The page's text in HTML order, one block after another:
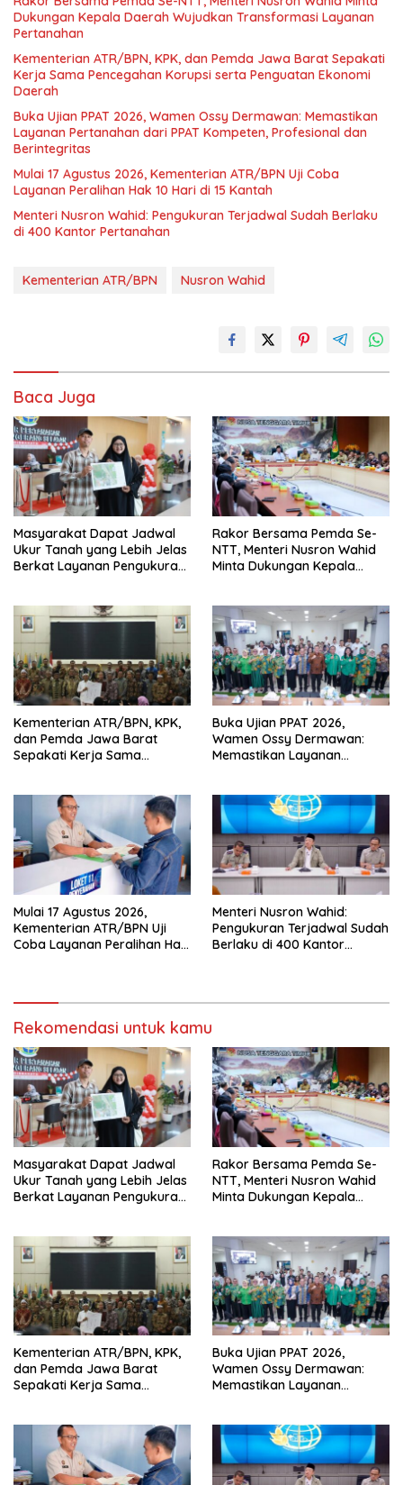
Dukungan Kepala Daerah Wujudkan Transformasi Layanan
Pertanahan
Kementerian ATR/BPN, KPK, dan Pemda Jawa Barat Sepakati
Kerja Sama Pencegahan Korupsi serta Penguatan Ekonomi
Daerah
Buka Ujian PPAT 2026, Wamen Ossy Dermawan: Memastikan
Layanan Pertanahan dari PPAT Kompeten, Profesional dan
Berintegritas
Mulai 17 Agustus 2026, Kementerian ATR/BPN Uji Coba
Layanan Peralihan Hak 10 Hari di 15 Kantah
Menteri Nusron Wahid: Pengukuran Terjadwal Sudah Berlaku
di 400 Kantor Pertanahan
Kementerian ATR/BPN Nusron Wahid
Baca Juga
Masyarakat Dapat Jadwal
Ukur Tanah yang Lebih Jelas
Berkat Layanan Pengukuran
Rakor Bersama Pemda Se-
NTT, Menteri Nusron Wahid
Minta Dukungan Kepala
Pertanahan
Kementerian ATR/BPN, KPK,
dan Pemda Jawa Barat
Sepakati Kerja Sama
Buka Ujian PPAT 2026,
Wamen Ossy Dermawan:
Memastikan Layanan
Berintegritas
Mulai 17 Agustus 2026,
Kementerian ATR/BPN Uji
Coba Layanan Peralihan Hak
Menteri Nusron Wahid:
Pengukuran Terjadwal Sudah
Berlaku di 400 Kantor
Rekomendasi untuk kamu
Masyarakat Dapat Jadwal
Ukur Tanah yang Lebih Jelas
Berkat Layanan Pengukuran
Rakor Bersama Pemda Se-
NTT, Menteri Nusron Wahid
Minta Dukungan Kepala
Pertanahan
Kementerian ATR/BPN, KPK,
dan Pemda Jawa Barat
Sepakati Kerja Sama
Buka Ujian PPAT 2026,
Wamen Ossy Dermawan:
Memastikan Layanan
Berintegritas